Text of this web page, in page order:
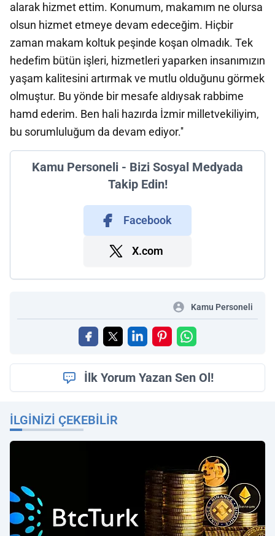
alarak hizmet ettim. Konumum, makamım ne olursa
olsun hizmet etmeye devam edeceğim. Hiçbir
zaman makam koltuk peşinde koşan olmadık. Tek
hedefim bütün işleri, hizmetleri yaparken insanımızın
yaşam kalitesini artırmak ve mutlu olduğunu görmek
olmuştur. Bu yönde bir mesafe aldıysak rabbime
hamd ederim. Ben hali hazırda İzmir milletvekiliyim,
bu sorumluluğum da devam ediyor.''
Kamu Personeli - Bizi Sosyal Medyada
Takip Edin!
Facebook
X.com
Kamu Personeli
İlk Yorum Yazan Sen Ol!
İLGINIZI ÇEKEBILIR